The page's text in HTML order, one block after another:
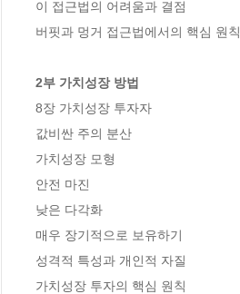
이 접근법의 어려움과 결점
버핏과 멍거 접근법에서의 핵심 원칙
2부 가치성장 방법
8장 가치성장 투자자
값비싼 주의 분산
가치성장 모형
안전 마진
낮은 다각화
매우 장기적으로 보유하기
성격적 특성과 개인적 자질
가치성장 투자의 핵심 원칙